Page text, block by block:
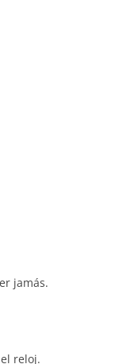
jamás.
reloj.